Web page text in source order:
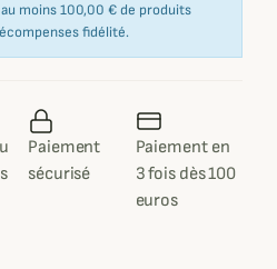
moins 100,00 € de produits
fidélité.
Paiement
sécurisé
Paiement en
3 fois dès 100
euros